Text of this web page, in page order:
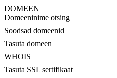
DOMEEN
Domeeninime otsing
Soodsad domeenid
Tasuta domeen
WHOIS
Tasuta SSL sertifikaat